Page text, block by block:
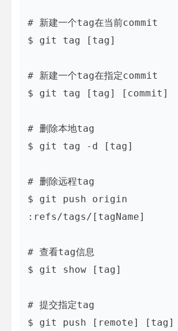
# 新建一个tag在当前commit
$ git tag [tag]
# 新建一个tag在指定commit
$ git tag [tag] [commit]
# 删除本地tag
$ git tag -d [tag]
# 删除远程tag
$ git push origin
:refs/tags/[tagName]
# 查看tag信息
$ git show [tag]
# 提交指定tag
$ git push [remote] [tag]